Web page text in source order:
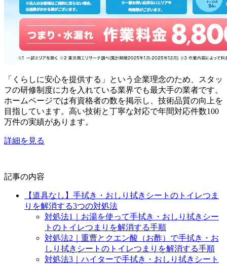
「くらしに安心を提供する」という企業理念のため、スタッ
フの研修制度に力を入れている業界でも最大手の業者です。
ホームページでは有資格者の数を掲示し、技術品質の向上を
目指しています。高い技術と丁寧な対応で年間対応件数100
万件の実績があります。
詳細を見る
記事の内容
【道具なし】手拭き・おしり拭きシートのトイレつま
りを解消する3つの対処法
対処法1｜お湯を使って手拭き・おしり拭きシー
トのトイレつまりを解消する手順
対処法2｜重曹とクエン酸（お酢）で手拭き・お
しり拭きシートのトイレつまりを解消する手順
対処法3｜ハイターで手拭き・おしり拭きシート